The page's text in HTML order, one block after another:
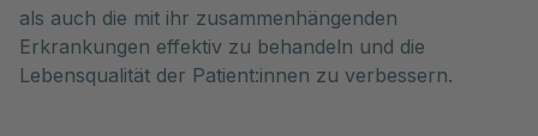
als auch die mit ihr zusammenhängenden
Erkrankungen effektiv zu behandeln und die
Lebensqualität der Patient:innen zu verbessern.